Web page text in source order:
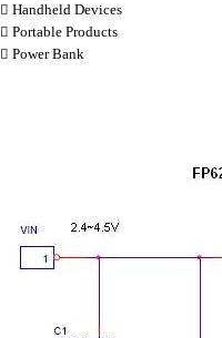
 Handheld Devices
 Portable Products
 Power Bank